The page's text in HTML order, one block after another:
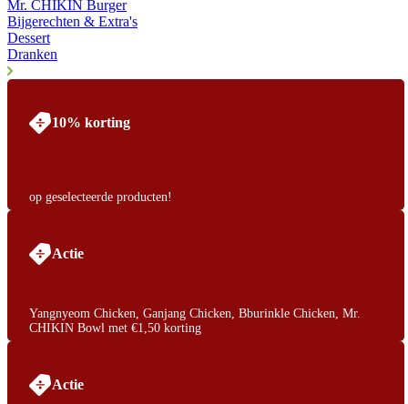
Mr. CHIKIN Burger
Bijgerechten & Extra's
Dessert
Dranken
10% korting
op geselecteerde producten!
Actie
Yangnyeom Chicken, Ganjang Chicken, Bburinkle Chicken, Mr.
CHIKIN Bowl met €1,50 korting
Actie